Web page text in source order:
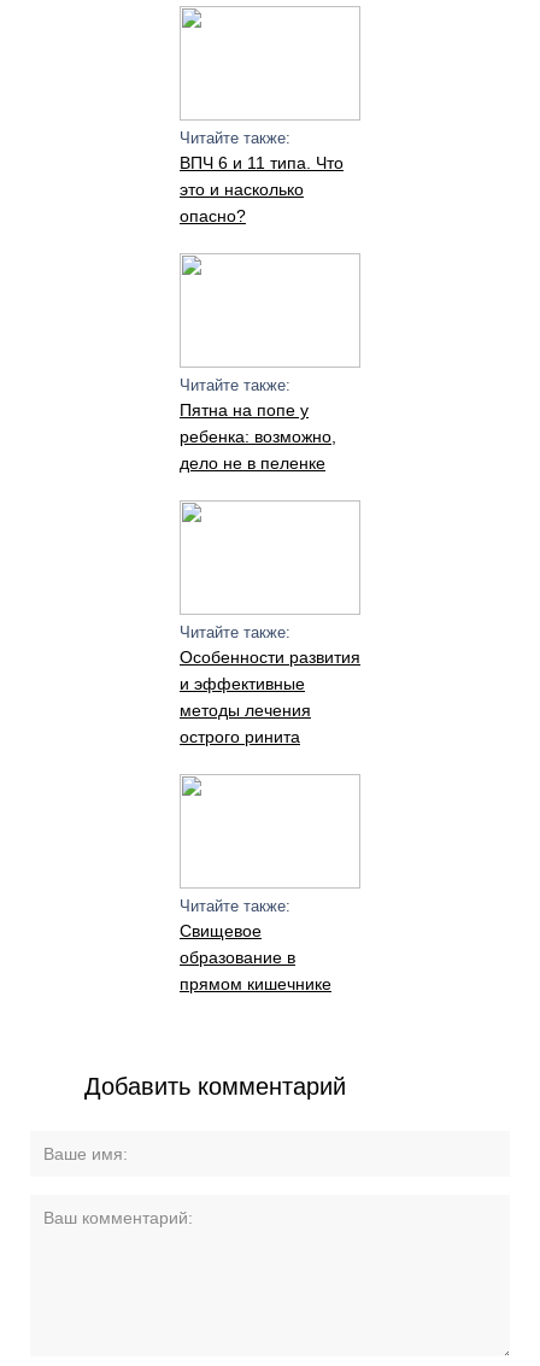
Читайте также:
ВПЧ 6 и 11 типа. Что
это и насколько
опасно?
Читайте также:
Пятна на попе у
ребенка: возможно,
дело не в пеленке
Читайте также:
Особенности развития
и эффективные
методы лечения
острого ринита
Читайте также:
Свищевое
образование в
прямом кишечнике
Добавить комментарий